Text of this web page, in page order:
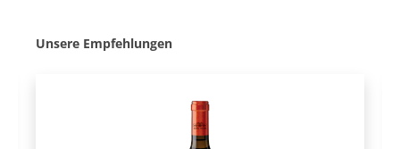
Produktgalerie überspringen
Unsere Empfehlungen